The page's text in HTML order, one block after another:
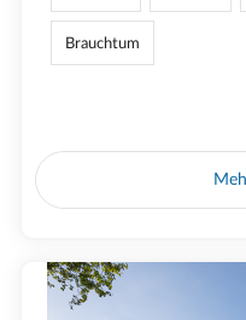
Brauchtum